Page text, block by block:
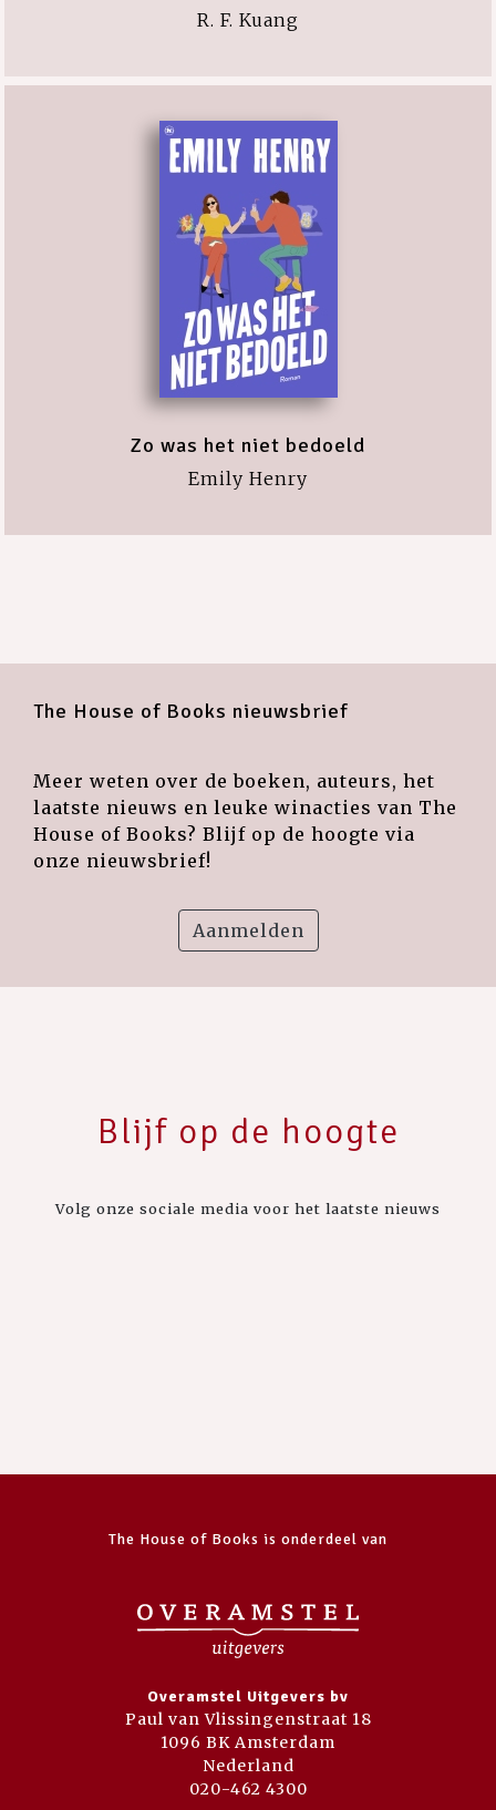
R. F. Kuang
Zo was het niet bedoeld
Emily Henry
The House of Books nieuwsbrief
Meer weten over de boeken, auteurs, het
laatste nieuws en leuke winacties van The
House of Books? Blijf op de hoogte via
onze nieuwsbrief!
Aanmelden
Blijf op de hoogte
Volg onze sociale media voor het laatste nieuws
The House of Books is onderdeel van
Overamstel Uitgevers bv
Paul van Vlissingenstraat 18
1096 BK Amsterdam
Nederland
020-462 4300